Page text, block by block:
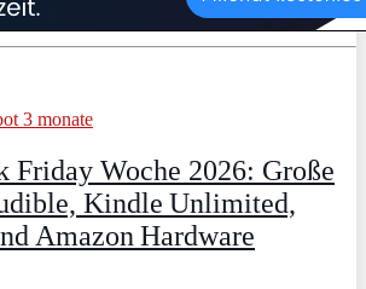
Friday Woche 2026: Große
Kindle Unlimited,
Amazon Hardware